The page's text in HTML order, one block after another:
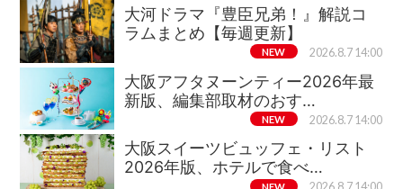
大河ドラマ『豊臣兄弟！』解説コ
ラムまとめ【毎週更新】
NEW 2026.8.7 14:00
大阪アフタヌーンティー2026年最
新版、編集部取材のおす…
NEW 2026.8.7 14:00
大阪スイーツビュッフェ・リスト
2026年版、ホテルで食べ…
NEW